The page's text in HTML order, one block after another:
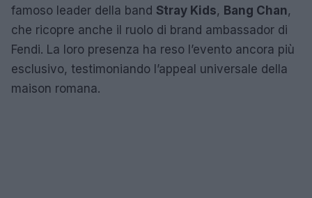
famoso leader della band Stray Kids, Bang Chan,
che ricopre anche il ruolo di brand ambassador di
Fendi. La loro presenza ha reso l’evento ancora più
esclusivo, testimoniando l’appeal universale della
maison romana.